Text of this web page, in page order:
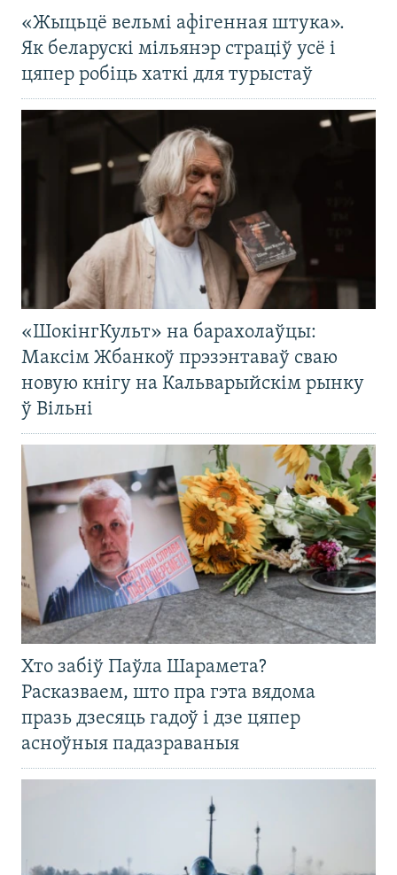
«Жыцьцё вельмі афігенная штука».
Як беларускі мільянэр страціў усё і
цяпер робіць хаткі для турыстаў
«ШокінгКульт» на барахолаўцы:
Максім Жбанкоў прэзэнтаваў сваю
новую кнігу на Кальварыйскім рынку
ў Вільні
Хто забіў Паўла Шарамета?
Расказваем, што пра гэта вядома
празь дзесяць гадоў і дзе цяпер
асноўныя падазраваныя